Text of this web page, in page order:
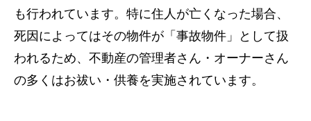
も行われています。特に住人が亡くなった場合、
死因によってはその物件が「事故物件」として扱
われるため、不動産の管理者さん・オーナーさん
の多くはお祓い・供養を実施されています。